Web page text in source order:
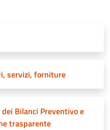
servizi, forniture
Bilanci Preventivo e
trasparente